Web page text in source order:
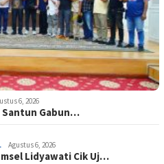
6, 2026
Santun Gabun…
Agustus 6, 2026
Lidyawati Cik Uj…